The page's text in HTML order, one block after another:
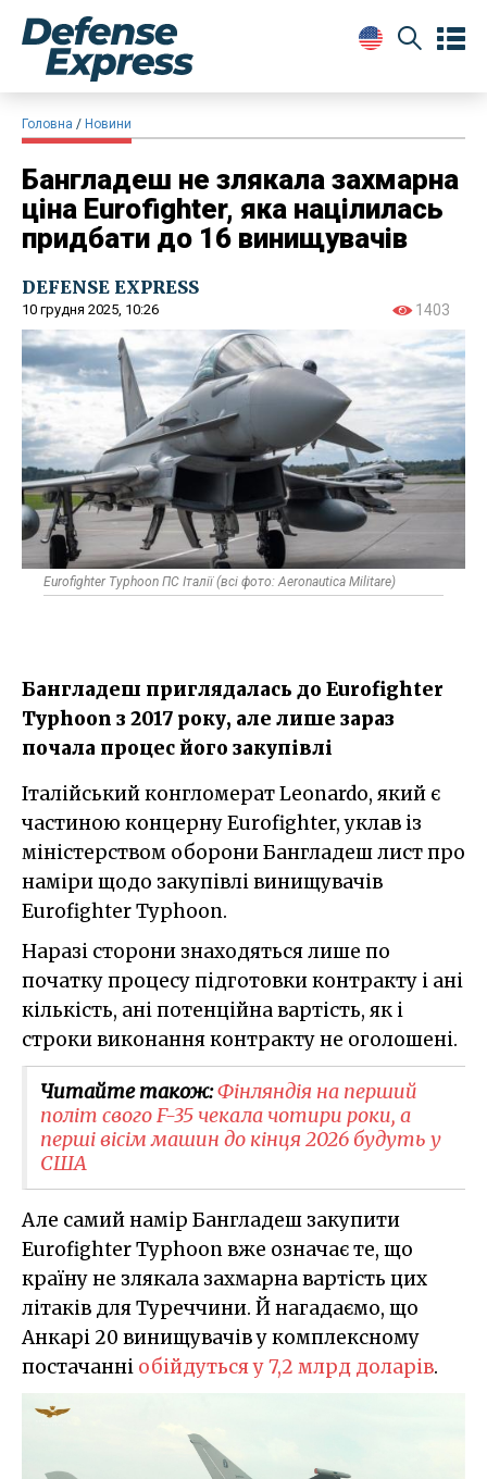
Головна Новини
Бангладеш не злякала захмарна
ціна Eurofighter, яка націлилась
придбати до 16 винищувачів
DEFENSE EXPRESS
10 грудня 2025, 10:26 1403
Eurofighter Typhoon ПС Італії (всі фото: Aeronautica Militare)
Бангладеш приглядалась до Eurofighter
Typhoon з 2017 року, але лише зараз
почала процес його закупівлі
Італійський конгломерат Leonardo, який є
частиною концерну Eurofighter, уклав із
міністерством оборони Бангладеш лист про
наміри щодо закупівлі винищувачів
Eurofighter Typhoon.
Наразі сторони знаходяться лише по
початку процесу підготовки контракту і ані
кількість, ані потенційна вартість, як і
строки виконання контракту не оголошені.
Читайте також:Фінляндія на перший
політ свого F-35 чекала чотири роки, а
перші вісім машин до кінця 2026 будуть у
США
Але самий намір Бангладеш закупити
Eurofighter Typhoon вже означає те, що
країну не злякала захмарна вартість цих
літаків для Туреччини. Й нагадаємо, що
Анкарі 20 винищувачів у комплексному
постачанні обійдуться у 7,2 млрд доларів.